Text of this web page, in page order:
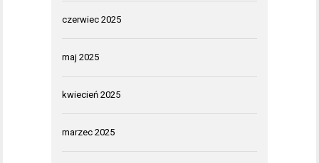
czerwiec 2025
maj 2025
kwiecień 2025
marzec 2025